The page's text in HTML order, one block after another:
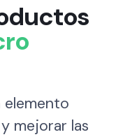
mejorar las